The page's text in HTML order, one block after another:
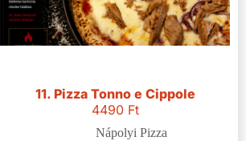
11. Pizza Tonno e Cippole
4490 Ft
Nápolyi Pizza